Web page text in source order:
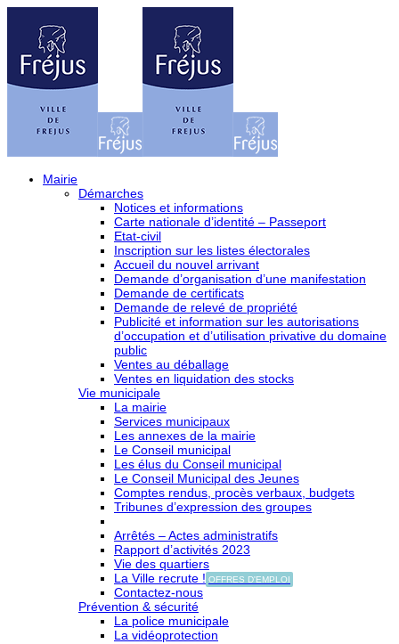
Mairie
Démarches
Notices et informations
Carte nationale d’identité – Passeport
Etat-civil
Inscription sur les listes électorales
Accueil du nouvel arrivant
Demande d’organisation d’une manifestation
Demande de certificats
Demande de relevé de propriété
Publicité et information sur les autorisations
d’occupation et d’utilisation privative du domaine
public
Ventes au déballage
Ventes en liquidation des stocks
Vie municipale
La mairie
Services municipaux
Les annexes de la mairie
Le Conseil municipal
Les élus du Conseil municipal
Le Conseil Municipal des Jeunes
Comptes rendus, procès verbaux, budgets
Tribunes d’expression des groupes
Arrêtés – Actes administratifs
Rapport d’activités 2023
Vie des quartiers
La Ville recrute ! OFFRES D'EMPLOI
Contactez-nous
Prévention & sécurité
La police municipale
La vidéoprotection